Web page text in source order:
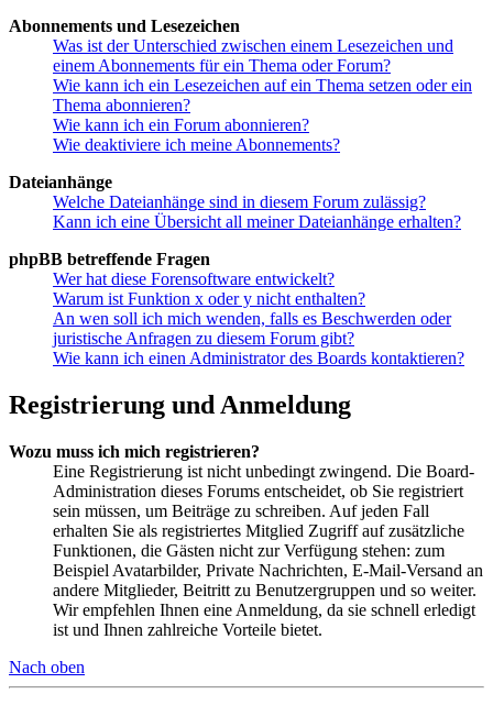
Abonnements und Lesezeichen
Was ist der Unterschied zwischen einem Lesezeichen und
einem Abonnements für ein Thema oder Forum?
Wie kann ich ein Lesezeichen auf ein Thema setzen oder ein
Thema abonnieren?
Wie kann ich ein Forum abonnieren?
Wie deaktiviere ich meine Abonnements?
Dateianhänge
Welche Dateianhänge sind in diesem Forum zulässig?
Kann ich eine Übersicht all meiner Dateianhänge erhalten?
phpBB betreffende Fragen
Wer hat diese Forensoftware entwickelt?
Warum ist Funktion x oder y nicht enthalten?
An wen soll ich mich wenden, falls es Beschwerden oder
juristische Anfragen zu diesem Forum gibt?
Wie kann ich einen Administrator des Boards kontaktieren?
Registrierung und Anmeldung
Wozu muss ich mich registrieren?
Eine Registrierung ist nicht unbedingt zwingend. Die Board-
Administration dieses Forums entscheidet, ob Sie registriert
sein müssen, um Beiträge zu schreiben. Auf jeden Fall
erhalten Sie als registriertes Mitglied Zugriff auf zusätzliche
Funktionen, die Gästen nicht zur Verfügung stehen: zum
Beispiel Avatarbilder, Private Nachrichten, E-Mail-Versand an
andere Mitglieder, Beitritt zu Benutzergruppen und so weiter.
Wir empfehlen Ihnen eine Anmeldung, da sie schnell erledigt
ist und Ihnen zahlreiche Vorteile bietet.
Nach oben